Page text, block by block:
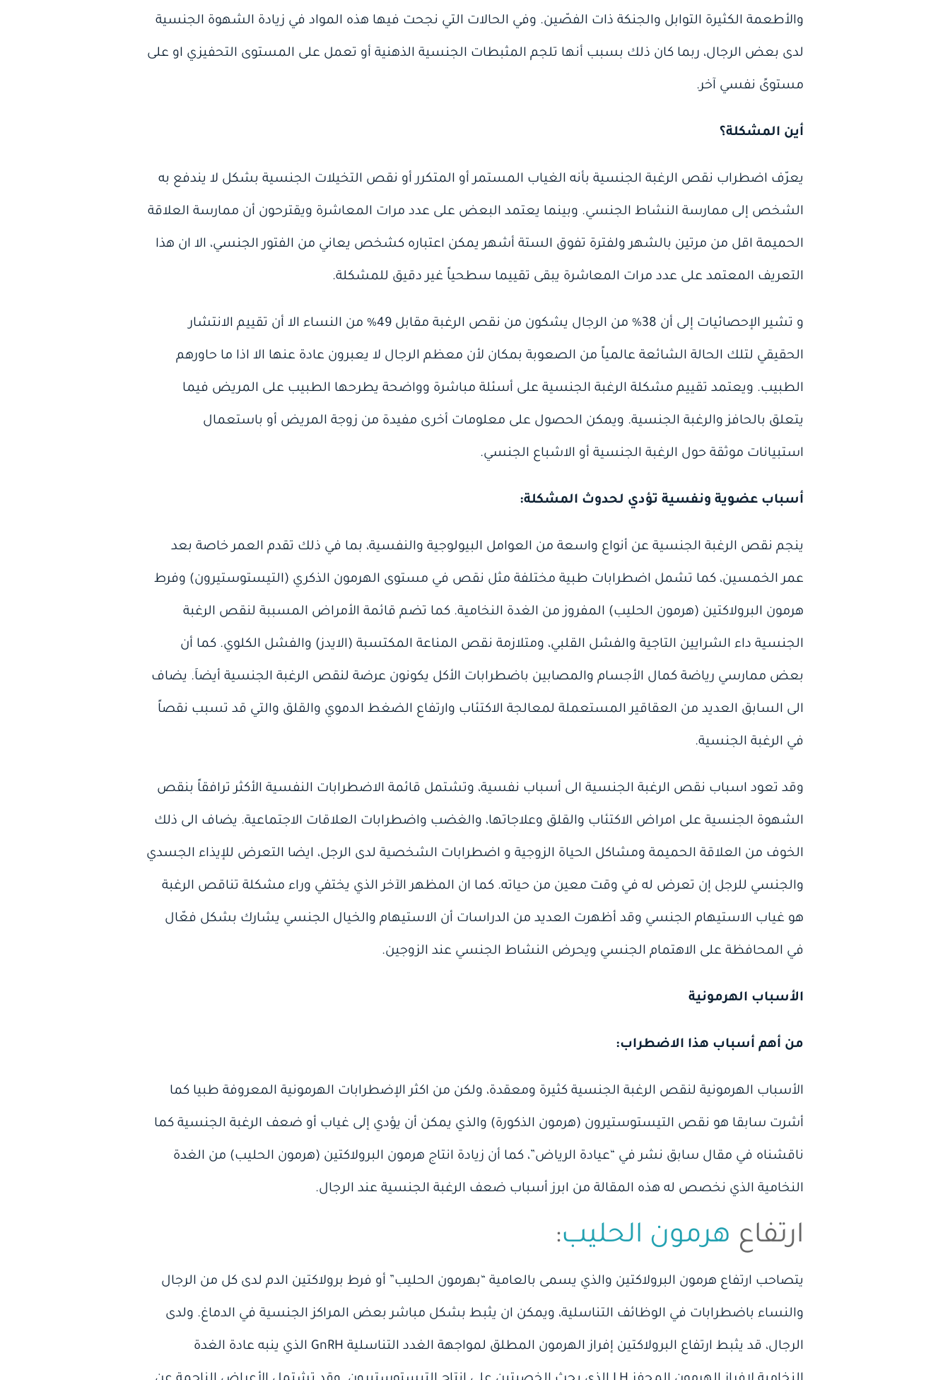
والأطعمة الكثيرة التوابل والجنكة ذات الفصّين. وفي الحالات التي نجحت فيها هذه المواد في زيادة الشهوة الجنسية
لدى بعض الرجال، ربما كان ذلك بسبب أنها تلجم المثبطات الجنسية الذهنية أو تعمل على المستوى التحفيزي او على
مستوىً نفسي آخر.
أين المشكلة؟
يعرّف اضطراب نقص الرغبة الجنسية بأنه الغياب المستمر أو المتكرر أو نقص التخيلات الجنسية بشكل لا يندفع به
الشخص إلى ممارسة النشاط الجنسي. وبينما يعتمد البعض على عدد مرات المعاشرة ويقترحون أن ممارسة العلاقة
الحميمة اقل من مرتين بالشهر ولفترة تفوق الستة أشهر يمكن اعتباره كشخص يعاني من الفتور الجنسي، الا ان هذا
التعريف المعتمد على عدد مرات المعاشرة يبقى تقييما سطحياً غير دقيق للمشكلة.
و تشير الإحصائيات إلى أن 38% من الرجال يشكون من نقص الرغبة مقابل 49% من النساء الا أن تقييم الانتشار
الحقيقي لتلك الحالة الشائعة عالمياً من الصعوبة بمكان لأن معظم الرجال لا يعبرون عادة عنها الا اذا ما حاورهم
الطبيب. ويعتمد تقييم مشكلة الرغبة الجنسية على أسئلة مباشرة وواضحة يطرحها الطبيب على المريض فيما
يتعلق بالحافز والرغبة الجنسية. ويمكن الحصول على معلومات أخرى مفيدة من زوجة المريض أو باستعمال
استبيانات موثقة حول الرغبة الجنسية أو الاشباع الجنسي.
أسباب عضوية ونفسية تؤدي لحدوث المشكلة:
ينجم نقص الرغبة الجنسية عن أنواع واسعة من العوامل البيولوجية والنفسية، بما في ذلك تقدم العمر خاصة بعد
عمر الخمسين، كما تشمل اضطرابات طبية مختلفة مثل نقص في مستوى الهرمون الذكري (التيستوستيرون) وفرط
هرمون البرولاكتين (هرمون الحليب) المفروز من الغدة النخامية. كما تضم قائمة الأمراض المسببة لنقص الرغبة
الجنسية داء الشرايين التاجية والفشل القلبي، ومتلازمة نقص المناعة المكتسبة (الايدز) والفشل الكلوي. كما أن
بعض ممارسي رياضة كمال الأجسام والمصابين باضطرابات الأكل يكونون عرضة لنقص الرغبة الجنسية أيضاَ. يضاف
الى السابق العديد من العقاقير المستعملة لمعالجة الاكتئاب وارتفاع الضغط الدموي والقلق والتي قد تسبب نقصاً
في الرغبة الجنسية.
وقد تعود اسباب نقص الرغبة الجنسية الى أسباب نفسية، وتشتمل قائمة الاضطرابات النفسية الأكثر ترافقاً بنقص
الشهوة الجنسية على امراض الاكتئاب والقلق وعلاجاتها، والغضب واضطرابات العلاقات الاجتماعية. يضاف الى ذلك
الخوف من العلاقة الحميمة ومشاكل الحياة الزوجية و اضطرابات الشخصية لدى الرجل، ايضا التعرض للإيذاء الجسدي
والجنسي للرجل إن تعرض له في وقت معين من حياته. كما ان المظهر الآخر الذي يختفي وراء مشكلة تناقص الرغبة
هو غياب الاستيهام الجنسي وقد أظهرت العديد من الدراسات أن الاستيهام والخيال الجنسي يشارك بشكل فعّال
في المحافظة على الاهتمام الجنسي ويحرض النشاط الجنسي عند الزوجين.
الأسباب الهرمونية
من أهم أسباب هذا الاضطراب:
الأسباب الهرمونية لنقص الرغبة الجنسية كثيرة ومعقدة، ولكن من اكثر الإضطرابات الهرمونية المعروفة طبيا كما
أشرت سابقا هو نقص التيستوستيرون (هرمون الذكورة) والذي يمكن أن يؤدي إلى غياب أو ضعف الرغبة الجنسية كما
ناقشناه في مقال سابق نشر في “عيادة الرياض”، كما أن زيادة انتاج هرمون البرولاكتين (هرمون الحليب) من الغدة
النخامية الذي نخصص له هذه المقالة من ابرز أسباب ضعف الرغبة الجنسية عند الرجال.
ارتفاع هرمون الحليب:
يتصاحب ارتفاع هرمون البرولاكتين والذي يسمى بالعامية “بهرمون الحليب” أو فرط برولاكتين الدم لدى كل من الرجال
والنساء باضطرابات في الوظائف التناسلية، ويمكن ان يثبط بشكل مباشر بعض المراكز الجنسية في الدماغ. ولدى
الرجال، قد يثبط ارتفاع البرولاكتين إفراز الهرمون المطلق لمواجهة الغدد التناسلية GnRH الذي ينبه عادة الغدة